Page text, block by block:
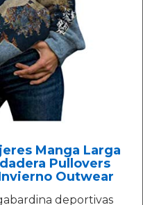
Manga Larga
Pullovers
Outwear
deportivas